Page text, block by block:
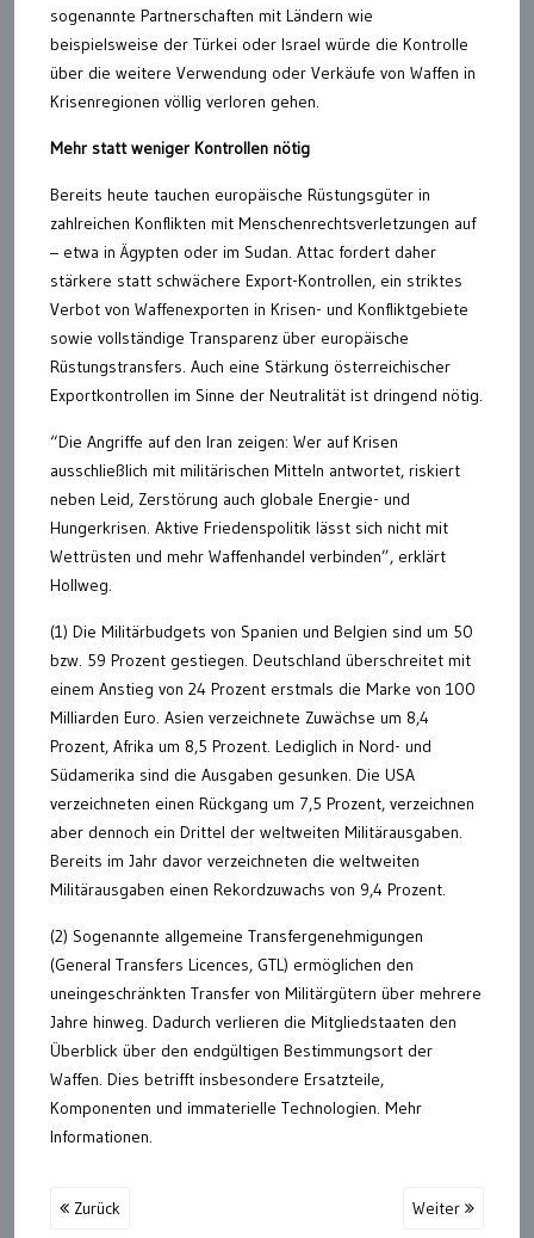
sogenannte Partnerschaften mit Ländern wie
beispielsweise der Türkei oder Israel würde die Kontrolle
über die weitere Verwendung oder Verkäufe von Waffen in
Krisenregionen völlig verloren gehen.
Mehr statt weniger Kontrollen nötig
Bereits heute tauchen europäische Rüstungsgüter in
zahlreichen Konflikten mit Menschenrechtsverletzungen auf
– etwa in Ägypten oder im Sudan. Attac fordert daher
stärkere statt schwächere Export-Kontrollen, ein striktes
Verbot von Waffenexporten in Krisen- und Konfliktgebiete
sowie vollständige Transparenz über europäische
Rüstungstransfers. Auch eine Stärkung österreichischer
Exportkontrollen im Sinne der Neutralität ist dringend nötig.
“Die Angriffe auf den Iran zeigen: Wer auf Krisen
ausschließlich mit militärischen Mitteln antwortet, riskiert
neben Leid, Zerstörung auch globale Energie- und
Hungerkrisen. Aktive Friedenspolitik lässt sich nicht mit
Wettrüsten und mehr Waffenhandel verbinden”, erklärt
Hollweg.
(1) Die Militärbudgets von Spanien und Belgien sind um 50
bzw. 59 Prozent gestiegen. Deutschland überschreitet mit
einem Anstieg von 24 Prozent erstmals die Marke von 100
Milliarden Euro. Asien verzeichnete Zuwächse um 8,4
Prozent, Afrika um 8,5 Prozent. Lediglich in Nord- und
Südamerika sind die Ausgaben gesunken. Die USA
verzeichneten einen Rückgang um 7,5 Prozent, verzeichnen
aber dennoch ein Drittel der weltweiten Militärausgaben.
Bereits im Jahr davor verzeichneten die weltweiten
Militärausgaben einen Rekordzuwachs von 9,4 Prozent.
(2) Sogenannte allgemeine Transfergenehmigungen
(General Transfers Licences, GTL) ermöglichen den
uneingeschränkten Transfer von Militärgütern über mehrere
Jahre hinweg. Dadurch verlieren die Mitgliedstaaten den
Überblick über den endgültigen Bestimmungsort der
Waffen. Dies betrifft insbesondere Ersatzteile,
Komponenten und immaterielle Technologien. Mehr
Informationen.
Zurück Weiter